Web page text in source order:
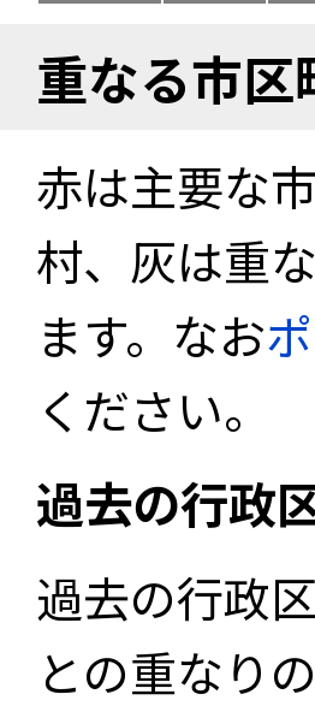
重なる市
赤は主要な
村、灰は重
ます。なお
ください。
過去の行政
過去の行政
との重なり